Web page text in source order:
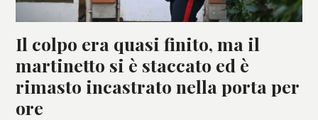
Il colpo era quasi finito, ma il
martinetto si è staccato ed è
rimasto incastrato nella porta per
ore